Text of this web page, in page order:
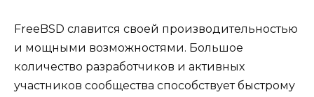
FreeBSD славится своей производительностью
и мощными возможностями. Большое
количество разработчиков и активных
участников сообщества способствует быстрому